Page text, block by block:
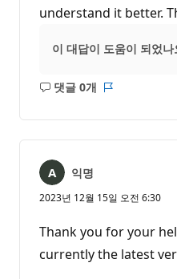
understand it better.
이 대답이 도움이 되었나
댓글 0개
설
음
익명
2023년 12월 15일 오전 6:30
Thank you for your
currently the latest